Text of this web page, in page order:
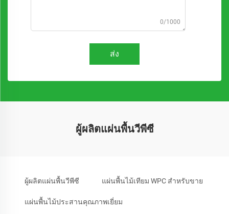
0/1000
ส่ง
ผู้ผลิตแผ่นพื้นวีพีซี
ผู้ผลิตแผ่นพื้นวีพีซี แผ่นพื้นไม้เทียม WPC สำหรับขาย
แผ่นพื้นไม้ประสานคุณภาพเยี่ยม